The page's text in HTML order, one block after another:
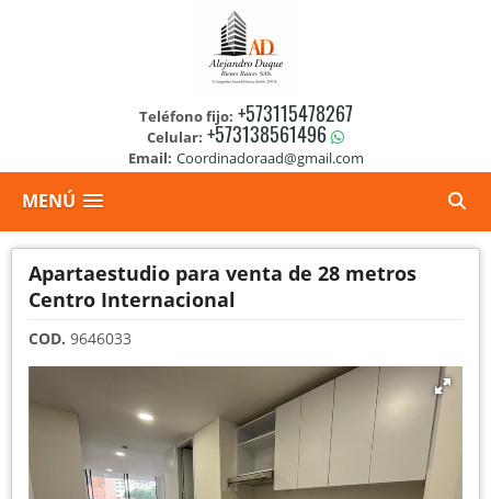
Teléfono fijo: +573115478267
Celular: +573138561496
Email: Coordinadoraad@gmail.com
MENÚ
Apartaestudio para venta de 28 metros
Centro Internacional
COD. 9646033